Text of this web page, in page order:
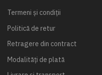
Termeni și condiții
Politică de retur
Retragere din contract
Modalități de plată